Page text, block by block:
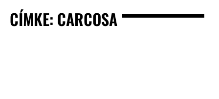
CÍMKE: CARCOSA